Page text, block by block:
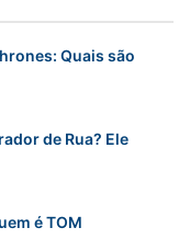
Quais são
de Rua? Ele
é TOM